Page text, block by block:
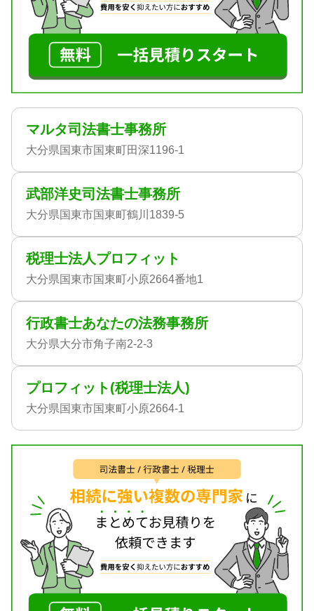
マルタ司法書士事務所
大分県国東市国東町田深1196-1
武部洋史司法書士事務所
大分県国東市国東町鶴川1839-5
税理士法人プロフィット
大分県国東市国東町小原2664番地1
行政書士あなたの法務事務所
大分県大分市角子南2-2-3
プロフィット(税理士法人)
大分県国東市国東町小原2664-1